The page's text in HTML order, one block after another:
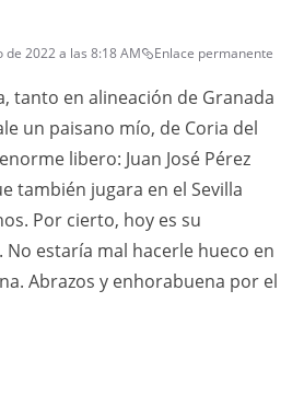
de 2022 a las 8:18 AM Enlace permanente
tanto en alineación de Granada
un paisano mío, de Coria del
libero: Juan José Pérez
también jugara en el Sevilla
Por cierto, hoy es su
No estaría mal hacerle hueco en
Abrazos y enhorabuena por el